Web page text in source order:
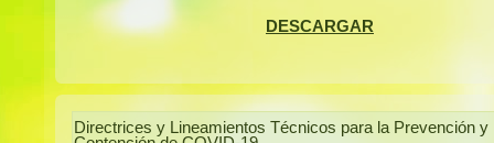
DESCARGAR
Directrices y Lineamientos Técnicos para la Prevención y